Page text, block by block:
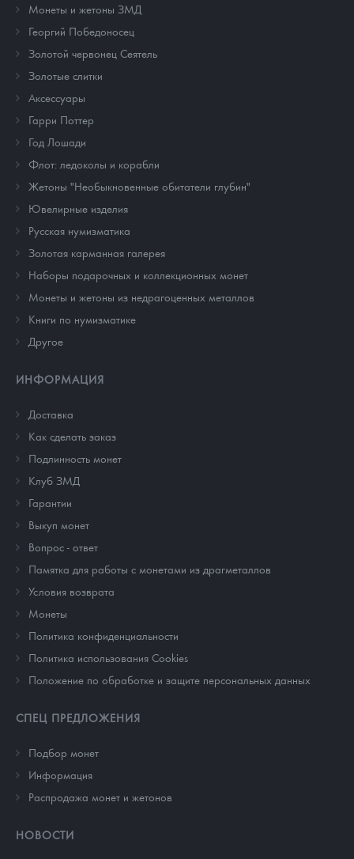
Монеты и жетоны ЗМД
Георгий Победоносец
Золотой червонец Сеятель
Золотые слитки
Аксессуары
Гарри Поттер
Год Лошади
Флот: ледоколы и корабли
Жетоны "Необыкновенные обитатели глубин"
Ювелирные изделия
Русская нумизматика
Золотая карманная галерея
Наборы подарочных и коллекционных монет
Монеты и жетоны из недрагоценных металлов
Книги по нумизматике
Другое
ИНФОРМАЦИЯ
Доставка
Как сделать заказ
Подлинность монет
Клуб ЗМД
Гарантии
Выкуп монет
Вопрос - ответ
Памятка для работы с монетами из драгметаллов
Условия возврата
Монеты
Политика конфиденциальности
Политика использования Cookies
Положение по обработке и защите персональных данных
СПЕЦ ПРЕДЛОЖЕНИЯ
Подбор монет
Информация
Распродажа монет и жетонов
НОВОСТИ